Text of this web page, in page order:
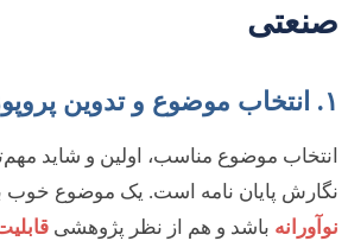
صنعتی
۱. انتخاب موضوع و تدوین پروپوزال
انتخاب موضوع مناسب، اولین و شاید
نگارش پایان نامه است. یک موضوع خوب
نوآورانه باشد و هم از نظر پژوهشی